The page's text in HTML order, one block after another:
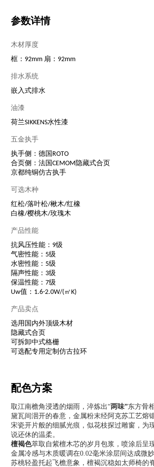
参数详情
木材厚度
框：92mm 扇：92mm
排水系统
嵌入式排水
油漆
荷兰SIKKENS水性漆
五金执手
执手侧：德国ROTO
合页侧：法国CEMOM隐藏式合页
京都纯铜仿古执手
可选木种
红松/落叶松/楸木/红橡
白橡/樱桃木/玫瑰木
产品性能
抗风压性能：9级
气密性能：5级
水密性能：5级
隔声性能：3级
保温性能：7级
Uw值：1.6-2.0W/(㎡K)
产品卖点
选用国内外顶级木材
隐藏式合页
可拆卸中式格栅
可选配专用定制仿古拉环
配色方案
取江南檐角浸透的烟雨，淬炼出“两味”东方骨
黛瓦间洇开的春意，金属粉末经阿克苏工艺熔
宋瓷开片般的细腻光痕，似花枝探过雕窗，为
说还休的温柔。
檀褐色萃取自紫檀木芯的岁月包浆，喷涂后呈
金属冷感与木质暖调在0.02毫米涂层间达成微妙
苏桃轻盈托起飞檐意象，檀褐沉稳如太师椅的